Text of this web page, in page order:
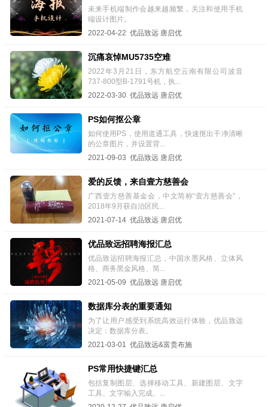
未来手机端制作会越来越频繁，关注和使用手机
端设计图片。
2022-04-22 优品致远 唐启优
沉痛哀悼MU5735空难
2022年3月21日，东方航空云南有限公司波音
737-800型B-1791号机，执...
2022-03-30 优品致远 唐启优
PS如何抠公章
如何使用PS，使用道通工具，快速抠出干净清晰
的公章图片，并设置背...
2021-09-03 优品致远 唐启优
爱的反馈，来自壹方慈善会
广西壹方慈善基金会，中文简称“壹方慈善会”，
2018年9月获自治区民...
2021-07-14 优品致远 唐启优
优品致远招聘海报汇总
优品致远招聘海报汇总，中国水墨风格、立体风
格、商务黑金风格、简...
2021-05-09 优品致远 唐启优
数据库分表的重要通知
为了让用户感受到系统高效运行体验，优品致远
决定：数据库分表。
2021-03-01 优品致远&富贵布施
PS常用快捷键汇总
包括复制图层、选择移动工具、新建图层、文字
工具、文字输入完成、...